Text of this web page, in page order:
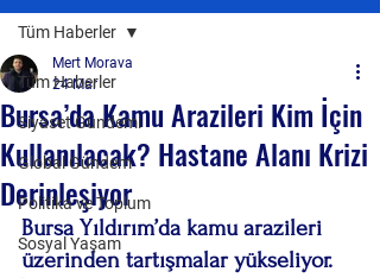
Tüm Haberler
Siyaset Gündemi
Global Gündem
Politika ve Toplum
Sosyal Yaşam
Tüm Haberler
Bursa’da Kamu Arazileri Kim İçin
Kullanılacak? Hastane Alanı Krizi
Derinleşiyor
Mert Morava
24 Mar
Bursa Yıldırım’da kamu arazileri
üzerinden tartışmalar yükseliyor.